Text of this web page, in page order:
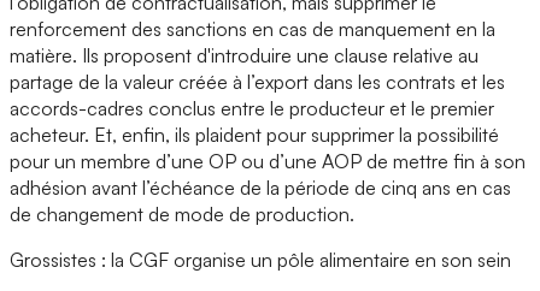
renforcement des sanctions en cas de manquement en la
matière. Ils proposent d'introduire une clause relative au
partage de la valeur créée à l’export dans les contrats et les
accords-cadres conclus entre le producteur et le premier
acheteur. Et, enfin, ils plaident pour supprimer la possibilité
pour un membre d’une OP ou d’une AOP de mettre fin à son
adhésion avant l’échéance de la période de cinq ans en cas
de changement de mode de production.
Grossistes : la CGF organise un pôle alimentaire en son sein